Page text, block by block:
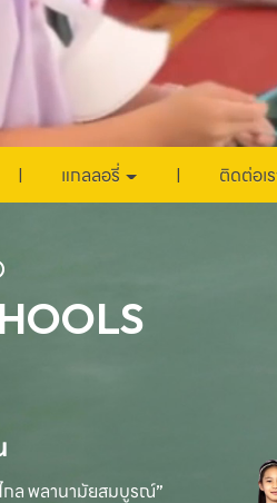
แกลลอรี่ ติดต่อเ
กลพลานามัยสมบูรณ์”